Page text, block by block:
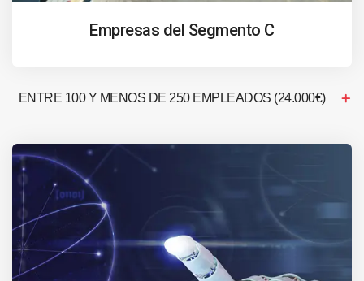
Empresas del Segmento C
ENTRE 100 Y MENOS DE 250 EMPLEADOS (24.000€)